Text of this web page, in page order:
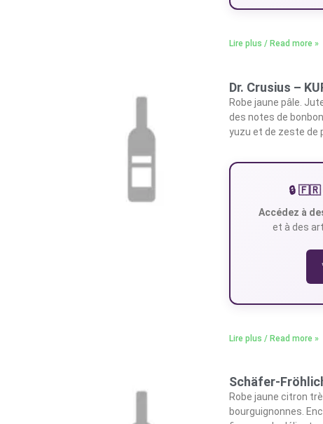
Lire plus / Read more »
Dr. Crusius –
Robe jaune pâle.
des notes de
yuzu et de zeste de
🔒 🇫🇷
Accédez à
et à des
Lire plus / Read more »
Schäfer-
Robe jaune citron
bourguignonnes.